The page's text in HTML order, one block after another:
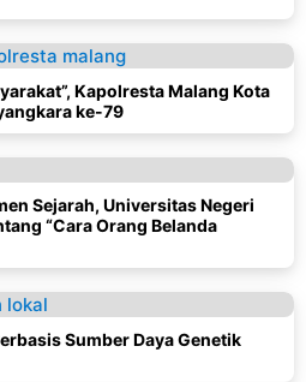
Kapolresta Malang Kota
ke-79
Sejarah, Universitas Negeri
“Cara Orang Belanda
Sumber Daya Genetik